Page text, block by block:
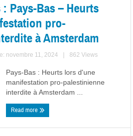
Pays-Bas – Heurts
pro-
à Amsterdam
novembre 11, 2024 862 Views
Pays-Bas : Heurts lors d'une
manifestation pro-palestinienne
interdite à Amsterdam ...
Read more